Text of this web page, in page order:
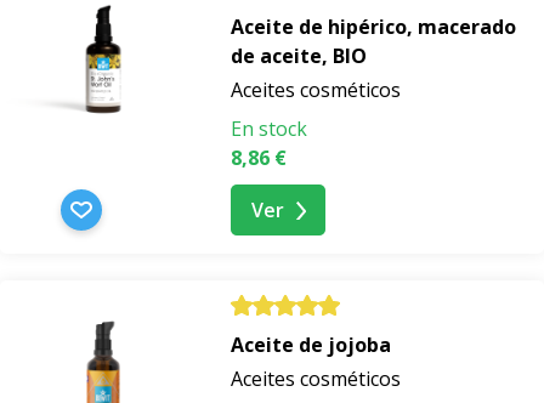
Aceite de hipérico, macerado
de aceite, BIO
Aceites cosméticos
En stock
8,86 €
Ver
Aceite de jojoba
Aceites cosméticos